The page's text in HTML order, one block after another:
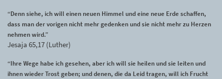
“Denn siehe, ich will einen neuen Himmel und eine neue Erde schaffen,
dass man der vorigen nicht mehr gedenken und sie nicht mehr zu Herzen
nehmen wird.”
Jesaja 65,17 (Luther)
“Ihre Wege habe ich gesehen, aber ich will sie heilen und sie leiten und
ihnen wieder Trost geben; und denen, die da Leid tragen, will ich Frucht